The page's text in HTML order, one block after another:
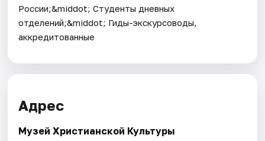
России;&middot; Студенты дневных
отделений;&middot; Гиды-экскурсоводы,
аккредитованные
Адрес
Музей Христианской Культуры